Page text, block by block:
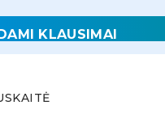
KLAUSIMAI